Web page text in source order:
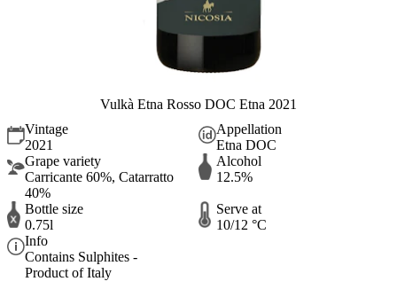
Vulkà Etna Rosso DOC Etna 2021
Vintage
2021
Appellation
Etna DOC
Grape variety
Carricante 60%, Catarratto
40%
Alcohol
12.5%
Bottle size
0.75l
Serve at
10/12 °C
Info
Contains Sulphites -
Product of Italy